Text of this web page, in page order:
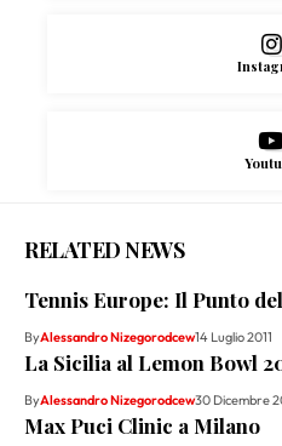
RELATED NEWS
Tennis Europe: Il Punto
ByAlessandro Nizegorodcew14 Luglio 2011
La Sicilia al Lemon Bowl
ByAlessandro Nizegorodcew30 Dicembre
Max Puci Clinic a Milano